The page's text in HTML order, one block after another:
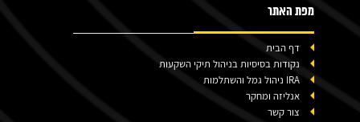
מפת האתר
דף הבית
נקודות בסיסיות בניהול תיקי השקעות
IRA ניהול גמל והשתלמות
אנליזה ומחקר
צור קשר